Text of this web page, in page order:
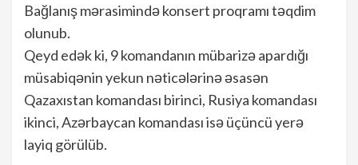
Bağlanış mərasimində konsert proqramı təqdim
olunub.
Qeyd edək ki, 9 komandanın mübarizə apardığı
müsabiqənin yekun nəticələrinə əsasən
Qazaxıstan komandası birinci, Rusiya komandası
ikinci, Azərbaycan komandası isə üçüncü yerə
layiq görülüb.